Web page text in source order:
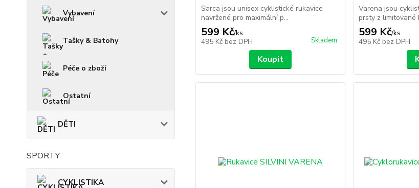
Vybavení
Tašky & Batohy
Péče o zboží
Ostatní
DĚTI
SPORTY
CYKLISTIKA
Sarca jsou unisex cyklistické rukavice
navržené pro maximální p...
599 Kč/ks
495 Kč bez DPH Skladem
Koupit
Varena jsou
prsty z limitované
599 Kč/ks
495 Kč bez DPH